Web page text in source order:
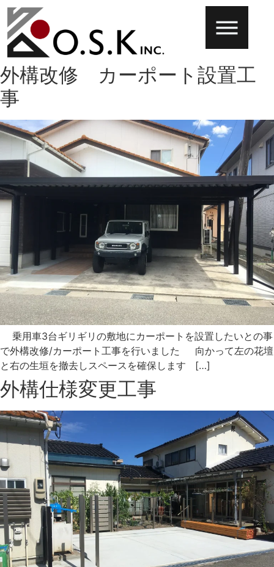
外構改修 カーポート設置工
事
乗用車3台ギリギリの敷地にカーポートを設置したいとの事
で外構改修/カーポート工事を行いました 向かって左の花壇
と右の生垣を撤去しスペースを確保します […]
外構仕様変更工事